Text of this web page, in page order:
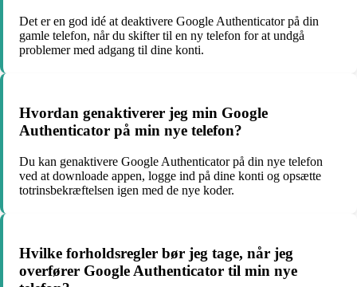
Det er en god idé at deaktivere Google Authenticator på din
gamle telefon, når du skifter til en ny telefon for at undgå
problemer med adgang til dine konti.
Hvordan genaktiverer jeg min Google
Authenticator på min nye telefon?
Du kan genaktivere Google Authenticator på din nye telefon
ved at downloade appen, logge ind på dine konti og opsætte
totrinsbekræftelsen igen med de nye koder.
Hvilke forholdsregler bør jeg tage, når jeg
overfører Google Authenticator til min nye